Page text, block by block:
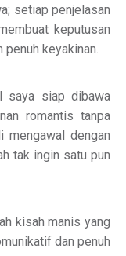
setiap penjelasan
keputusan
keyakinan.
saya siap dibawa
romantis tanpa
mengawal dengan
tak ingin satu pun
kisah manis yang
dan penuh